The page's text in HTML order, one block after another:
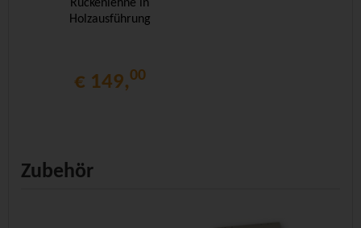
Rückenlehne in
Holzausführung
€ 149,00
Zubehör